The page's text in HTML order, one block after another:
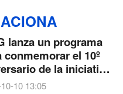
lanza un programa
conmemorar el 10º
de la iniciativa
Franja y la Ruta
10 13:05